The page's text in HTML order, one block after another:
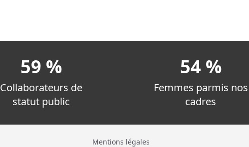
59 %
Collaborateurs de
statut public
54 %
Femmes parmis nos
cadres
Mentions légales